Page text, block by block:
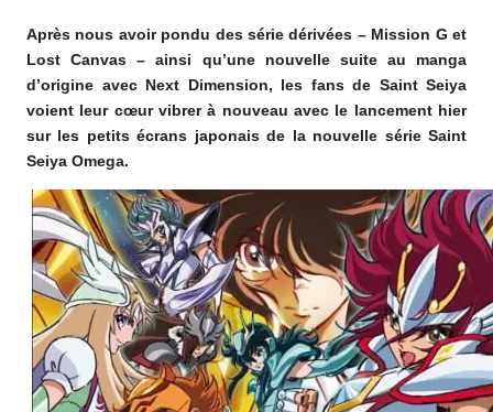
o
m
Après nous avoir pondu des série dérivées – Mission G et
Lost Canvas – ainsi qu’une nouvelle suite au manga
d’origine avec Next Dimension, les fans de Saint Seiya
voient leur cœur vibrer à nouveau avec le lancement hier
sur les petits écrans japonais de la nouvelle série Saint
Seiya Omega.